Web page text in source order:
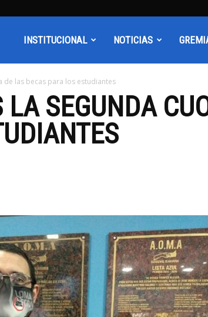
INSTITUCIONAL NOTICIAS
de las becas para los estudiantes
LA SEGUNDA